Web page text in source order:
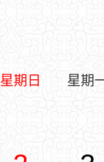
星期日 星期